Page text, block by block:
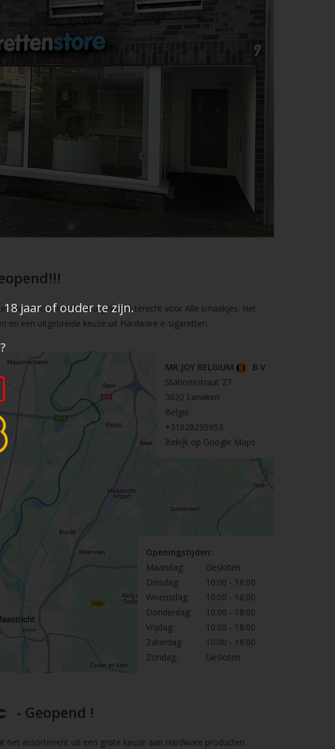
Maastricht. Hier kunt u gewoon terecht voor Alle smaakjes. Het
en een uitgebreide keuze uit Hardware e-sigaretten.
MR.JOY BELGIUM
B.V
Stationsstraat 27
3620 Lanaken
België
+31628295953
Bekijk op Google Maps
Openingstijden:
Maandag:
Gesloten
Dinsdag:
10:00 - 18:00
Woensdag:
10:00 - 18:00
Donderdag:
10:00 - 18:00
Vrijdag:
10:00 - 18:00
Zaterdag:
10:00 - 18:00
Zondag:
Gesloten
- Geopend !
het assortiment uit een grote keuze aan Hardware producten.
jaar of ouder te zijn.